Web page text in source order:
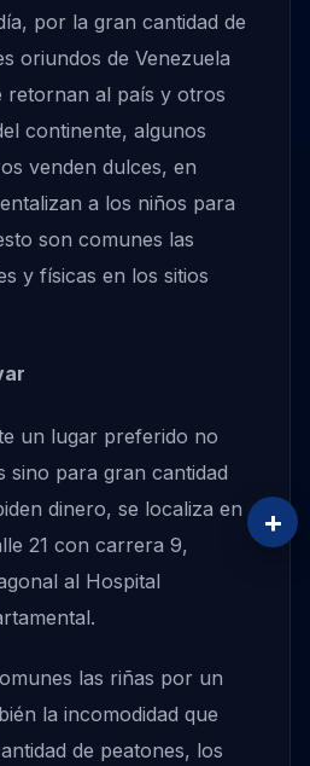
por la gran cantidad de
oriundos de Venezuela
retornan al país y otros
continente, algunos
venden dulces, en
a los niños para
son comunes las
y físicas en los sitios
un lugar preferido no
sino para gran cantidad
dinero, se localiza en
21 con carrera 9,
al Hospital
las riñas por un
la incomodidad que
de peatones, los
+